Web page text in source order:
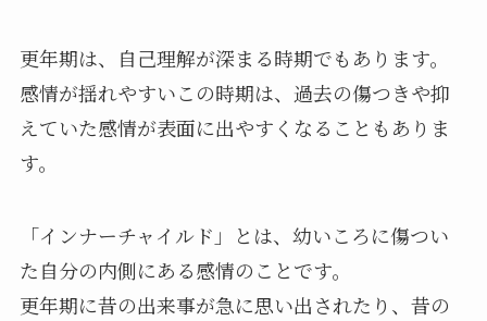
更年期は、自己理解が深まる時期でもあります。
感情が揺れやすいこの時期は、過去の傷つきや抑
えていた感情が表面に出やすくなることもありま
す。
「インナーチャイルド」とは、幼いころに傷つい
た自分の内側にある感情のことです。
更年期に昔の出来事が急に思い出されたり、昔の